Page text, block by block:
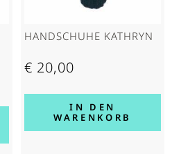
HAND­SCHUHE KATHRYN
€ 20,00
IN DEN
WARENKORB